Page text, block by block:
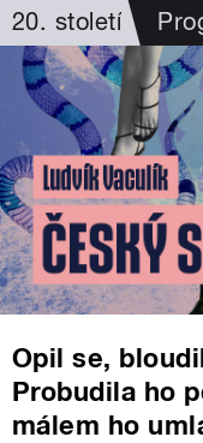
20. století
Opil se,
Probudila ho
málem ho